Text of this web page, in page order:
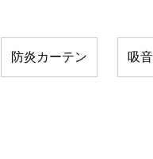
防炎カーテン 吸